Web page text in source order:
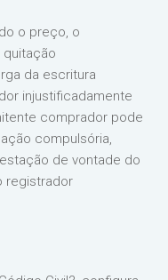
o preço, o
da escritura
injustificadamente
comprador pode
compulsória,
de vontade do
registrador